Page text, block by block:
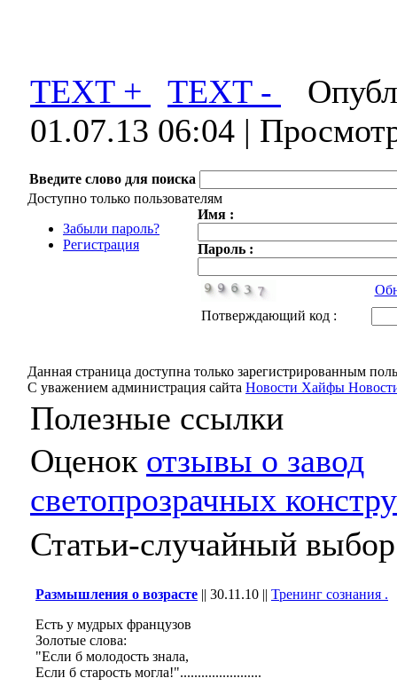
TEXT + TEXT -
01.07.13 06:04 |
Введите слово для поиска
Доступно только пользователям
Забыли пароль?
Регистрация
Имя :
Пароль :
Потверждающий код :
Данная страница доступна только зарегистрированным
С уважением администрация сайта Новости Хайфы
Полезные ссылки
Оценок отзывы о завод
светопрозрачных
Статьи-случайный выбор
Размышления о возрасте || 30.11.10 || Тренинг сознания .
Есть у мудрых французов
Золотые слова:
"Если б молодость знала,
Если б старость могла!".......................